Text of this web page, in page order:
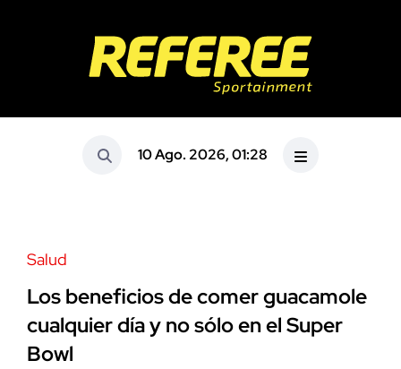
10 Ago. 2026, 01:28
Salud
Los beneficios de comer guacamole
cualquier día y no sólo en el Super
Bowl